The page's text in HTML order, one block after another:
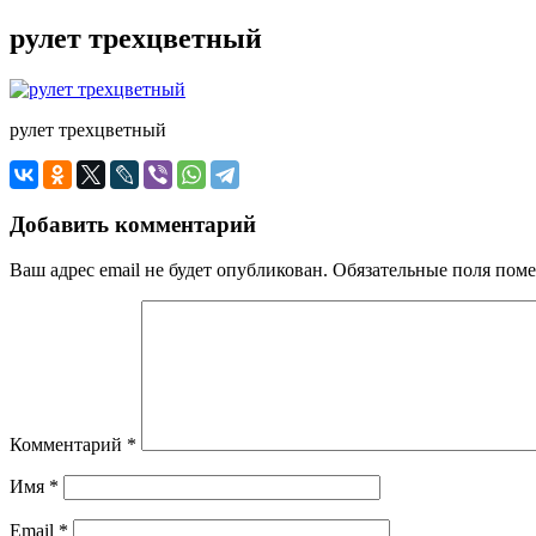
рулет трехцветный
рулет трехцветный
Добавить комментарий
Ваш адрес email не будет опубликован. Обязательные поля
Комментарий *
Имя *
Email *